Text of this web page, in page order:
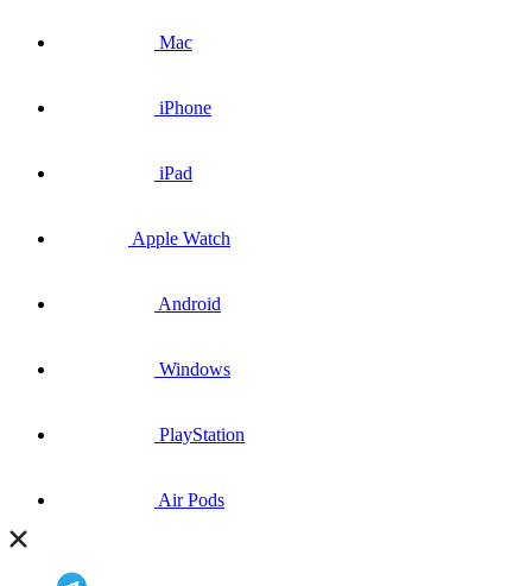
Mac
iPhone
iPad
Apple Watch
Android
Windows
PlayStation
Air Pods